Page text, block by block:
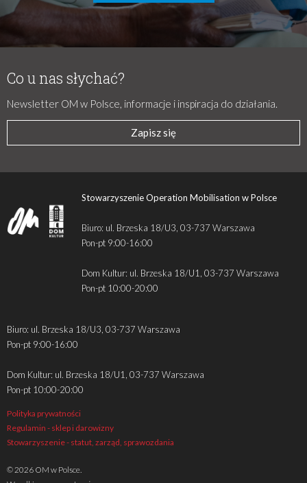
Co u nas słychać?
Newsletter OM w Polsce, informacje i inspiracja do działania.
Zapisz się
Stowarzyszenie Operation Mobilisation w Polsce
Biuro: ul. Brzeska 18/U3, 03-737 Warszawa
Pon-pt 9:00-16:00
Dom Kultur: ul. Brzeska 18/U1, 03-737 Warszawa
Pon-pt 10:00-20:00
Biuro: ul. Brzeska 18/U3, 03-737 Warszawa
Pon-pt 9:00-16:00
Dom Kultur: ul. Brzeska 18/U1, 03-737 Warszawa
Pon-pt 10:00-20:00
Polityka prywatności
Regulamin - sklep i darowizny
Stowarzyszenie - statut, zarząd, sprawozdania
© 2026 OM w Polsce.